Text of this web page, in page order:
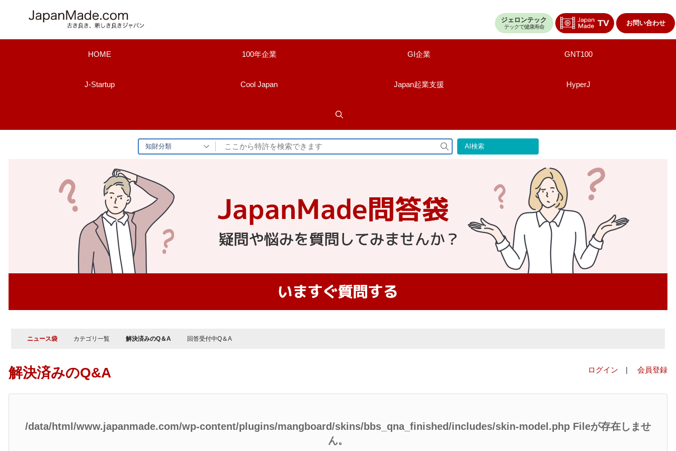
ジェロンテック
テックで健康寿命 お問い合わせ
HOME 100年企業 GI企業 GNT100
J-Startup Cool Japan Japan起業支援 HyperJ
知財分類
検
索
AI検索
ニュース袋 カテゴリ一覧 解決済みのQ＆A 回答受付中Q＆A
解決済みのQ&A ログイン | 会員登録
/data/html/www.japanmade.com/wp-content/plugins/mangboard/skins/bbs_qna_finished/includes/skin-model.php Fileが存在しませ
ん。